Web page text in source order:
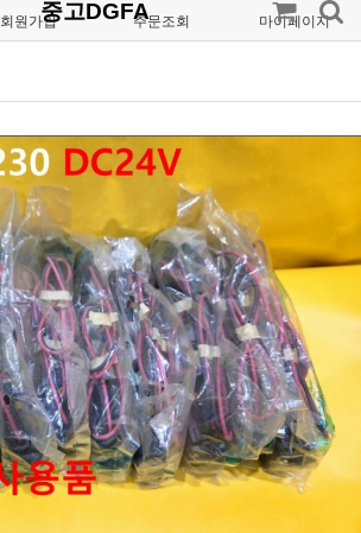
회원가입 주문조회 마이페이지
중고DGFA